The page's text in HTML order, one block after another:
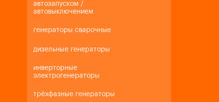
автозапуском /
автовыключением
генераторы сварочные
дизельные генераторы
инверторные
электрогенераторы
трёхфазные генераторы